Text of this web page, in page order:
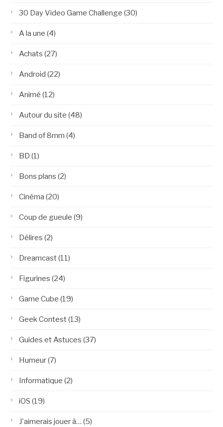
30 Day Video Game Challenge (30)
A la une (4)
Achats (27)
Android (22)
Animé (12)
Autour du site (48)
Band of 8mm (4)
BD (1)
Bons plans (2)
Cinéma (20)
Coup de gueule (9)
Délires (2)
Dreamcast(11)
Figurines (24)
Game Cube (19)
Geek Contest(13)
Guides et Astuces (37)
Humeur(7)
Informatique (2)
iOS (19)
J'aimerais jouer à… (5)